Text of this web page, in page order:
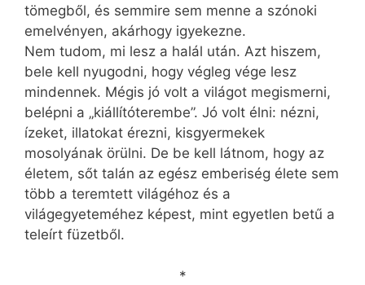
tömegből, és semmire sem menne a szónoki
emelvényen, akárhogy igyekezne.
Nem tudom, mi lesz a halál után. Azt hiszem,
bele kell nyugodni, hogy végleg vége lesz
mindennek. Mégis jó volt a világot megismerni,
belépni a „kiállítóterembe”. Jó volt élni: nézni,
ízeket, illatokat érezni, kisgyermekek
mosolyának örülni. De be kell látnom, hogy az
életem, sőt talán az egész emberiség élete sem
több a teremtett világéhoz és a
világegyeteméhez képest, mint egyetlen betű a
teleírt füzetből.
*